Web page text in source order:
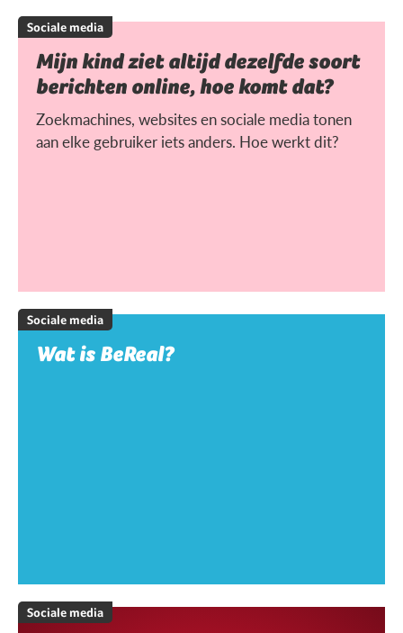
Sociale media
Mijn kind ziet altijd dezelfde soort
berichten online, hoe komt dat?
Zoekmachines, websites en sociale media tonen
aan elke gebruiker iets anders. Hoe werkt dit?
Sociale media
Wat is BeReal?
Sociale media